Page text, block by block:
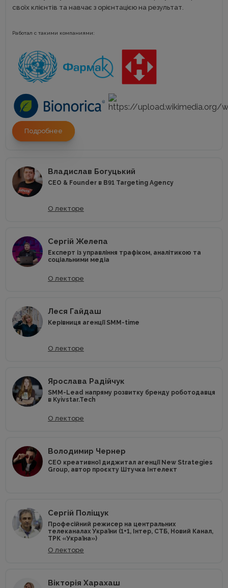
своїх клієнтів та навчає з орієнтацією на результат.
Работал с такими компаниями:
Подробнее
Владислав Богуцький
CEO & Founder в B91 Targeting Agency
О лекторе
Сергій Желепа
Експерт із управління трафіком, аналітикою та
соціальними медіа
О лекторе
Леся Гайдаш
Керівниця агенції SMM-time
О лекторе
Ярослава Радійчук
SMM-Lead напряму розвитку бренду роботодавця
в Kyivstar.Tech
О лекторе
Володимир Чернер
CEO креативної диджитал агенції New Strategies
Group, автор проєкту Штучка Інтелект
Сергій Поліщук
Професійний режисер на центральних
телеканалах України (1+1, Інтер, СТБ, Новий Канал,
ТРК «Україна»)
О лекторе
Вікторія Харахаш